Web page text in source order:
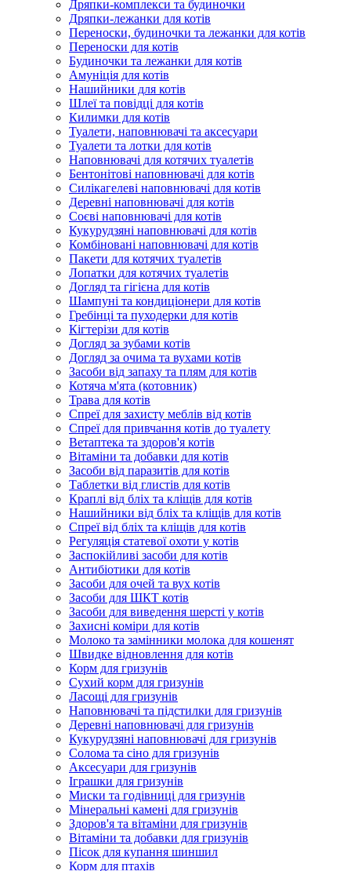
Дряпки-комплекси та будиночки
Дряпки-лежанки для котів
Переноски, будиночки та лежанки для котів
Переноски для котів
Будиночки та лежанки для котів
Амуніція для котів
Нашийники для котів
Шлеї та повідці для котів
Килимки для котів
Туалети, наповнювачі та аксесуари
Туалети та лотки для котів
Наповнювачі для котячих туалетів
Бентонітові наповнювачі для котів
Силікагелеві наповнювачі для котів
Деревні наповнювачі для котів
Соєві наповнювачі для котів
Кукурудзяні наповнювачі для котів
Комбіновані наповнювачі для котів
Пакети для котячих туалетів
Лопатки для котячих туалетів
Догляд та гігієна для котів
Шампуні та кондиціонери для котів
Гребінці та пуходерки для котів
Кігтерізи для котів
Догляд за зубами котів
Догляд за очима та вухами котів
Засоби від запаху та плям для котів
Котяча м'ята (котовник)
Трава для котів
Спреї для захисту меблів від котів
Спреї для привчання котів до туалету
Ветаптека та здоров'я котів
Вітаміни та добавки для котів
Засоби від паразитів для котів
Таблетки від глистів для котів
Краплі від бліх та кліщів для котів
Нашийники від бліх та кліщів для котів
Спреї від бліх та кліщів для котів
Регуляція статевої охоти у котів
Заспокійливі засоби для котів
Антибіотики для котів
Засоби для очей та вух котів
Засоби для ШКТ котів
Засоби для виведення шерсті у котів
Захисні коміри для котів
Молоко та замінники молока для кошенят
Швидке відновлення для котів
Корм для гризунів
Сухий корм для гризунів
Ласощі для гризунів
Наповнювачі та підстилки для гризунів
Деревні наповнювачі для гризунів
Кукурудзяні наповнювачі для гризунів
Солома та сіно для гризунів
Аксесуари для гризунів
Іграшки для гризунів
Миски та годівниці для гризунів
Мінеральні камені для гризунів
Здоров'я та вітаміни для гризунів
Вітаміни та добавки для гризунів
Пісок для купання шиншил
Корм для птахів